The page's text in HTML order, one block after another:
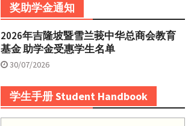
奖助学金通知
2026年吉隆坡暨雪兰莪中华总商会教育
基金 助学金受惠学生名单
30/07/2026
学生手册 Student Handbook